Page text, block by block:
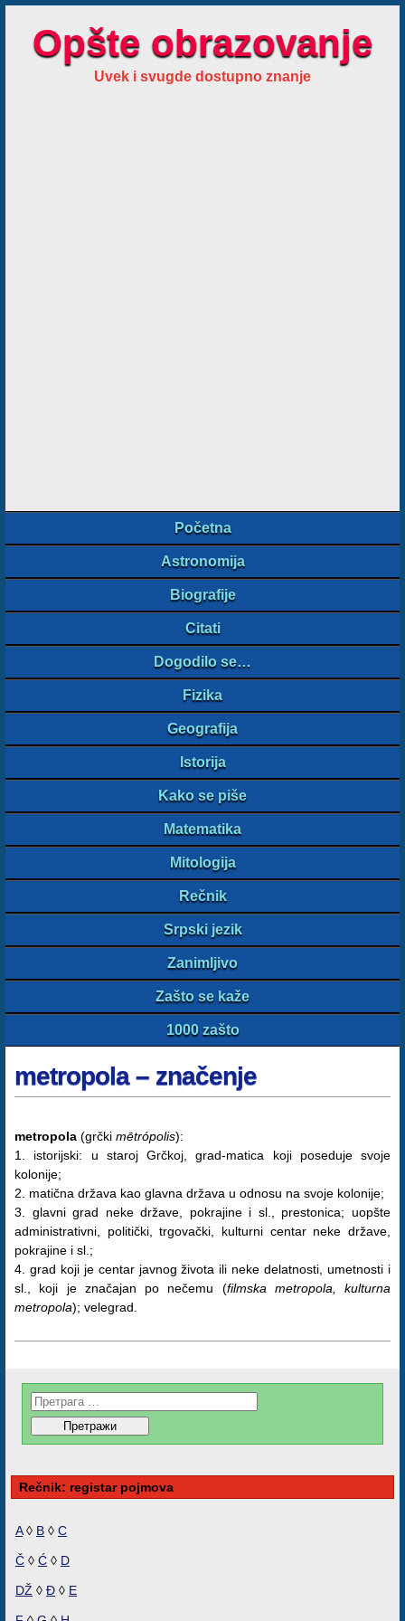
Opšte obrazovanje
Uvek i svugde dostupno znanje
Početna
Astronomija
Biografije
Citati
Dogodilo se…
Fizika
Geografija
Istorija
Kako se piše
Matematika
Mitologija
Rečnik
Srpski jezik
Zanimljivo
Zašto se kaže
1000 zašto
metropola – značenje
metropola (grčki mētrópolis):
1. istorijski: u staroj Grčkoj, grad-matica koji poseduje svoje
kolonije;
2. matična država kao glavna država u odnosu na svoje kolonije;
3. glavni grad neke države, pokrajine i sl., prestonica; uopšte
administrativni, politički, trgovački, kulturni centar neke države,
pokrajine i sl.;
4. grad koji je centar javnog života ili neke delatnosti, umetnosti i
sl., koji je značajan po nečemu (filmska metropola, kulturna
metropola); velegrad.
Rečnik: registar pojmova
A◊ B ◊ C
Č ◊ Ć ◊ D
DŽ ◊ Đ ◊ E